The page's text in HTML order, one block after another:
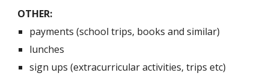
OTHER:
payments (school trips, books and similar)
lunches
sign ups (extracurricular activities, trips etc)